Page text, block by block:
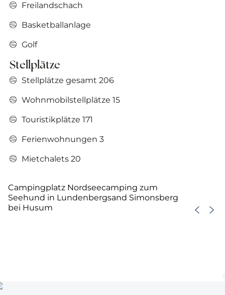
Freilandschach
Basketballanlage
Golf
Stellplätze
Stellplätze gesamt 206
Wohnmobilstellplätze 15
Touristikplätze 171
Ferienwohnungen 3
Mietchalets 20
Campingplatz Nordseecamping zum
Seehund in Lundenbergsand Simonsberg
bei Husum